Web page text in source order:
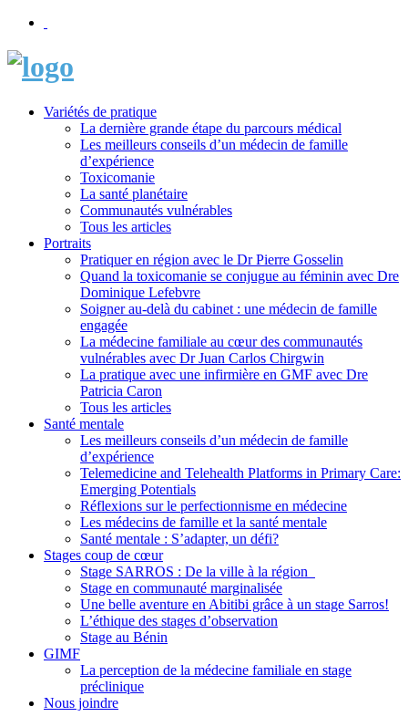
Variétés de pratique
La dernière grande étape du parcours médical
Les meilleurs conseils d’un médecin de famille
d’expérience
Toxicomanie
La santé planétaire
Communautés vulnérables
Tous les articles
Portraits
Pratiquer en région avec le Dr Pierre Gosselin
Quand la toxicomanie se conjugue au féminin avec Dre
Dominique Lefebvre
Soigner au-delà du cabinet : une médecin de famille
engagée
La médecine familiale au cœur des communautés
vulnérables avec Dr Juan Carlos Chirgwin
La pratique avec une infirmière en GMF avec Dre
Patricia Caron
Tous les articles
Santé mentale
Les meilleurs conseils d’un médecin de famille
d’expérience
Telemedicine and Telehealth Platforms in Primary Care:
Emerging Potentials
Réflexions sur le perfectionnisme en médecine
Les médecins de famille et la santé mentale
Santé mentale : S’adapter, un défi?
Stages coup de cœur
Stage SARROS : De la ville à la région
Stage en communauté marginalisée
Une belle aventure en Abitibi grâce à un stage Sarros!
L’éthique des stages d’observation
Stage au Bénin
GIMF
La perception de la médecine familiale en stage
préclinique
Nous joindre